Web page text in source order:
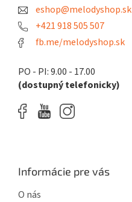
eshop@melodyshop.sk
+421 918 505 507
fb.me/melodyshop.sk
PO - PI: 9.00 - 17.00
(dostupný telefonicky)
Informácie pre vás
O nás